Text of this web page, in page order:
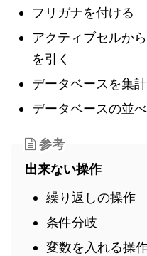
フリガナを付ける
アクティブセルか
を引く
データベースを集
データベースの並
参考
出来ない操作
繰り返しの操作
条件分岐
変数を入れる操